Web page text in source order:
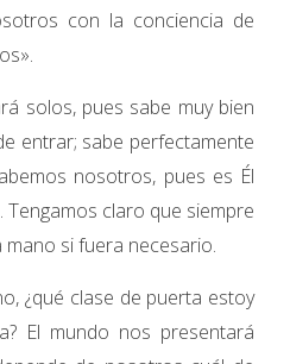
con la conciencia de
solos, pues sabe muy bien
entrar; sabe perfectamente
nosotros, pues es Él
claro que siempre
si fuera necesario.
¿qué clase de puerta estoy
El mundo nos presentará